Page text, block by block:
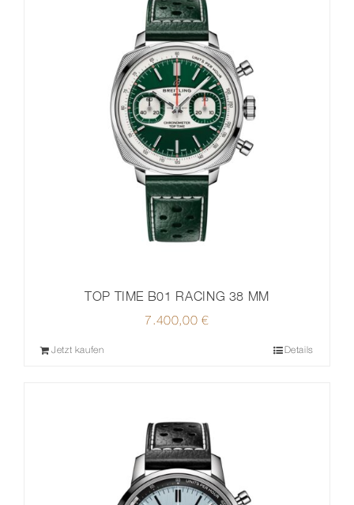
TOP TIME B01 RACING 38 MM
7.400,00€
Jetzt kaufen Details